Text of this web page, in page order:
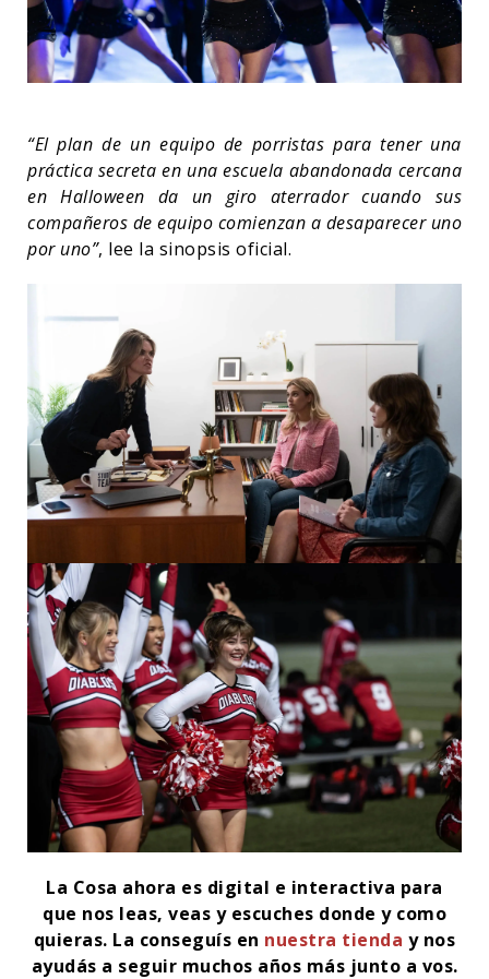
“El plan de un equipo de porristas para tener una
práctica secreta en una escuela abandonada cercana
en Halloween da un giro aterrador cuando sus
compañeros de equipo comienzan a desaparecer uno
por uno”, lee la sinopsis oficial.
La Cosa ahora es digital e interactiva para
que nos leas, veas y escuches donde y como
quieras. La conseguís en nuestra tienda y nos
ayudás a seguir muchos años más junto a vos.